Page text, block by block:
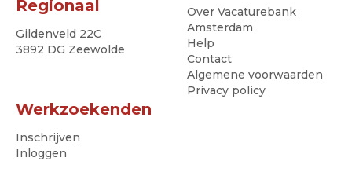
Regionaal
Gildenveld 22C
3892 DG Zeewolde
Over Vacaturebank
Amsterdam
Help
Contact
Algemene voorwaarden
Privacy policy
Werkzoekenden
Inschrijven
Inloggen